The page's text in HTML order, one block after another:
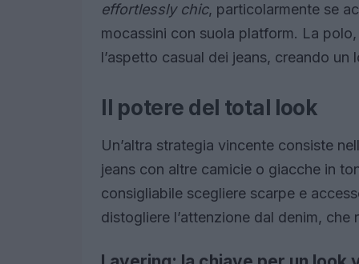
effortlessly chic, particolarmente se
mocassini con suola platform. La
l’aspetto casual dei jeans, creando
Il potere del total look
Un’altra strategia vincente consiste
jeans con altre camicie o giacche in
consigliabile scegliere scarpe e
distogliere l’attenzione dal denim,